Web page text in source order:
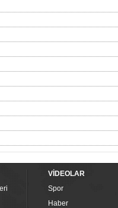
VİDEOLAR
Spor
Haber